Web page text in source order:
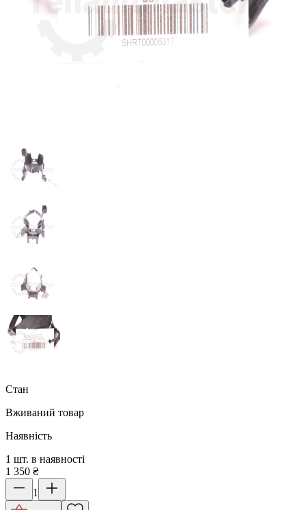
Стан
Вживаний товар
Наявність
1 шт. в наявності
1 350 ₴
1